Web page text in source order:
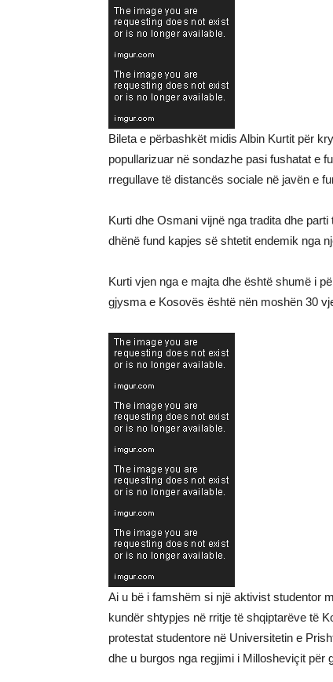
Bileta e përbashkët midis Albin Kurtit për
popullarizuar në sondazhe pasi fushatat e
rregullave të distancës sociale në javën e
Kurti dhe Osmani vijnë nga tradita dhe
dhënë fund kapjes së shtetit endemik nga
Kurti vjen nga e majta dhe është shumë i
gjysma e Kosovës është nën moshën 30
Ai u bë i famshëm si një aktivist studentor
kundër shtypjes në rritje të shqiptarëve të
protestat studentore në Universitetin e
dhe u burgos nga regjimi i Millosheviçit për